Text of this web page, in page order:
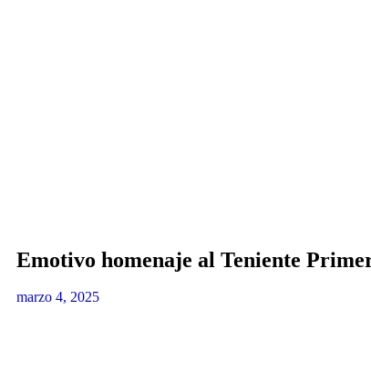
Emotivo homenaje al Teniente
marzo 4, 2025